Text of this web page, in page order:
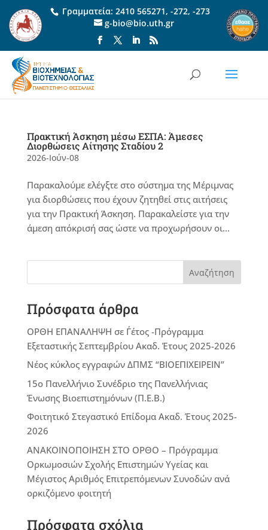
Γραμματεία: 2410 565271, -272, -273
g-bio@bio.uth.gr
Πρακτική Άσκηση μέσω ΕΣΠΑ: Άμεσες
Διορθώσεις Αίτησης Σταδίου 2
2026-Ιούν-08
Παρακαλούμε ελέγξτε στο σύστημα της Μέριμνας
για διορθώσεις που έχουν ζητηθεί στις αιτήσεις
για την Πρακτική Άσκηση. Παρακαλείστε για την
άμεση απόκρισή σας ώστε να προχωρήσουν οι...
Αναζήτηση
Πρόσφατα άρθρα
ΟΡΘΗ ΕΠΑΝΑΛΗΨΗ σε Γ΄έτος -Πρόγραμμα
Εξεταστικής Σεπτεμβρίου Ακαδ. Έτους 2025-2026
Νέος κύκλος εγγραφών ΔΠΜΣ “ΒΙΟΕΠΙΧΕΙΡΕΙΝ”
15ο Πανελλήνιο Συνέδριο της Πανελλήνιας
Ένωσης Βιοεπιστημόνων (Π.Ε.Β.)
Φοιτητικό Στεγαστικό Επίδομα Ακαδ. Έτους 2025-
2026
ΑΝΑΚΟΙΝΟΠΟΙΗΣΗ ΣΤΟ ΟΡΘΟ – Πρόγραμμα
Ορκωμοσιών Σχολής Επιστημών Υγείας και
Μέγιστος Αριθμός Επιτρεπόμενων Συνοδών ανά
ορκιζόμενο φοιτητή
Πρόσφατα σχόλια